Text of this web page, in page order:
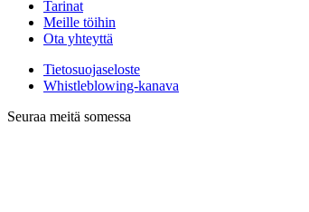
Tarinat
Meille töihin
Ota yhteyttä
Tietosuojaseloste
Whistleblowing-kanava
Seuraa meitä somessa